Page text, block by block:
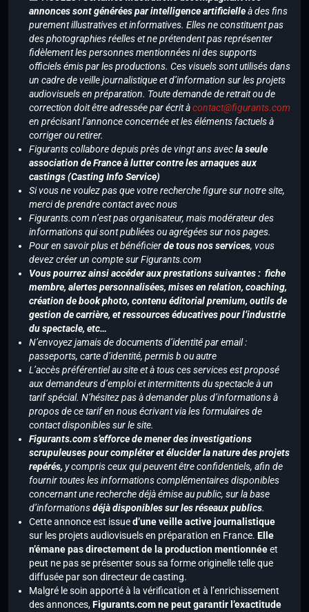
annonces sont générées par intelligence artificielleà des fins
purement illustratives et informatives. Elles ne constituent pas
des photographies réelles et ne prétendent pas représenter
fidèlement les personnes mentionnées ni des supports
officiels émis par les productions. Ces visuels sont utilisés dans
un cadre de veille journalistique et d’information sur les projets
audiovisuels en préparation. Toute demande de retrait ou de
correction doit être adressée par écrit àcontact@figurants.com
en précisant l’annonce concernée et les éléments factuels à
corriger ou retirer.
Figurants collabore depuis près de vingt ans avecla seule
association de France à lutter contre les arnaques aux
castings (Casting Info Service)
Si vous ne voulez pas que votre recherche figure sur notre site,
merci de prendre contact avec nous
Figurants.com n’est pas organisateur, mais modérateur des
informations qui sont publiées ou agrégées sur nos pages.
Pour en savoir plus et bénéficierde tous nos services, vous
devez créer un compte sur Figurants.com
Vous pourrez ainsi accéder aux prestations suivantes : fiche
membre, alertes personnalisées, mises en relation, coaching,
création de book photo, contenu éditorial premium, outils de
gestion de carrière, et ressources éducatives pour l’industrie
du spectacle, etc…
N’envoyez jamais de documents d’identité par email :
passeports, carte d’identité, permis b ou autre
L’accès préférentiel au site et à tous ces services est proposé
aux demandeurs d’emploi et intermittents du spectacle à un
tarif spécial. N’hésitez pas à demander plus d’informations à
propos de ce tarif en nous écrivant via les formulaires de
contact disponibles sur le site.
Figurants.com s’efforce de mener des investigations
scrupuleuses pour compléter et élucider la nature des projets
repérés, y compris ceux qui peuvent être confidentiels, afin de
fournir toutes les informations complémentaires disponibles
concernant une recherche déjà émise au public, sur la base
d’informationsdéjà disponibles sur les réseaux publics.
Cette annonce est issued’une veille active journalistique
sur les projets audiovisuels en préparation en France. Elle
n’émane pas directement de la production mentionnéeet
peut ne pas se présenter sous sa forme originelle telle que
diffusée par son directeur de casting.
Malgré le soin apporté à la vérification et à l’enrichissement
des annonces,Figurants.com ne peut garantir l’exactitude